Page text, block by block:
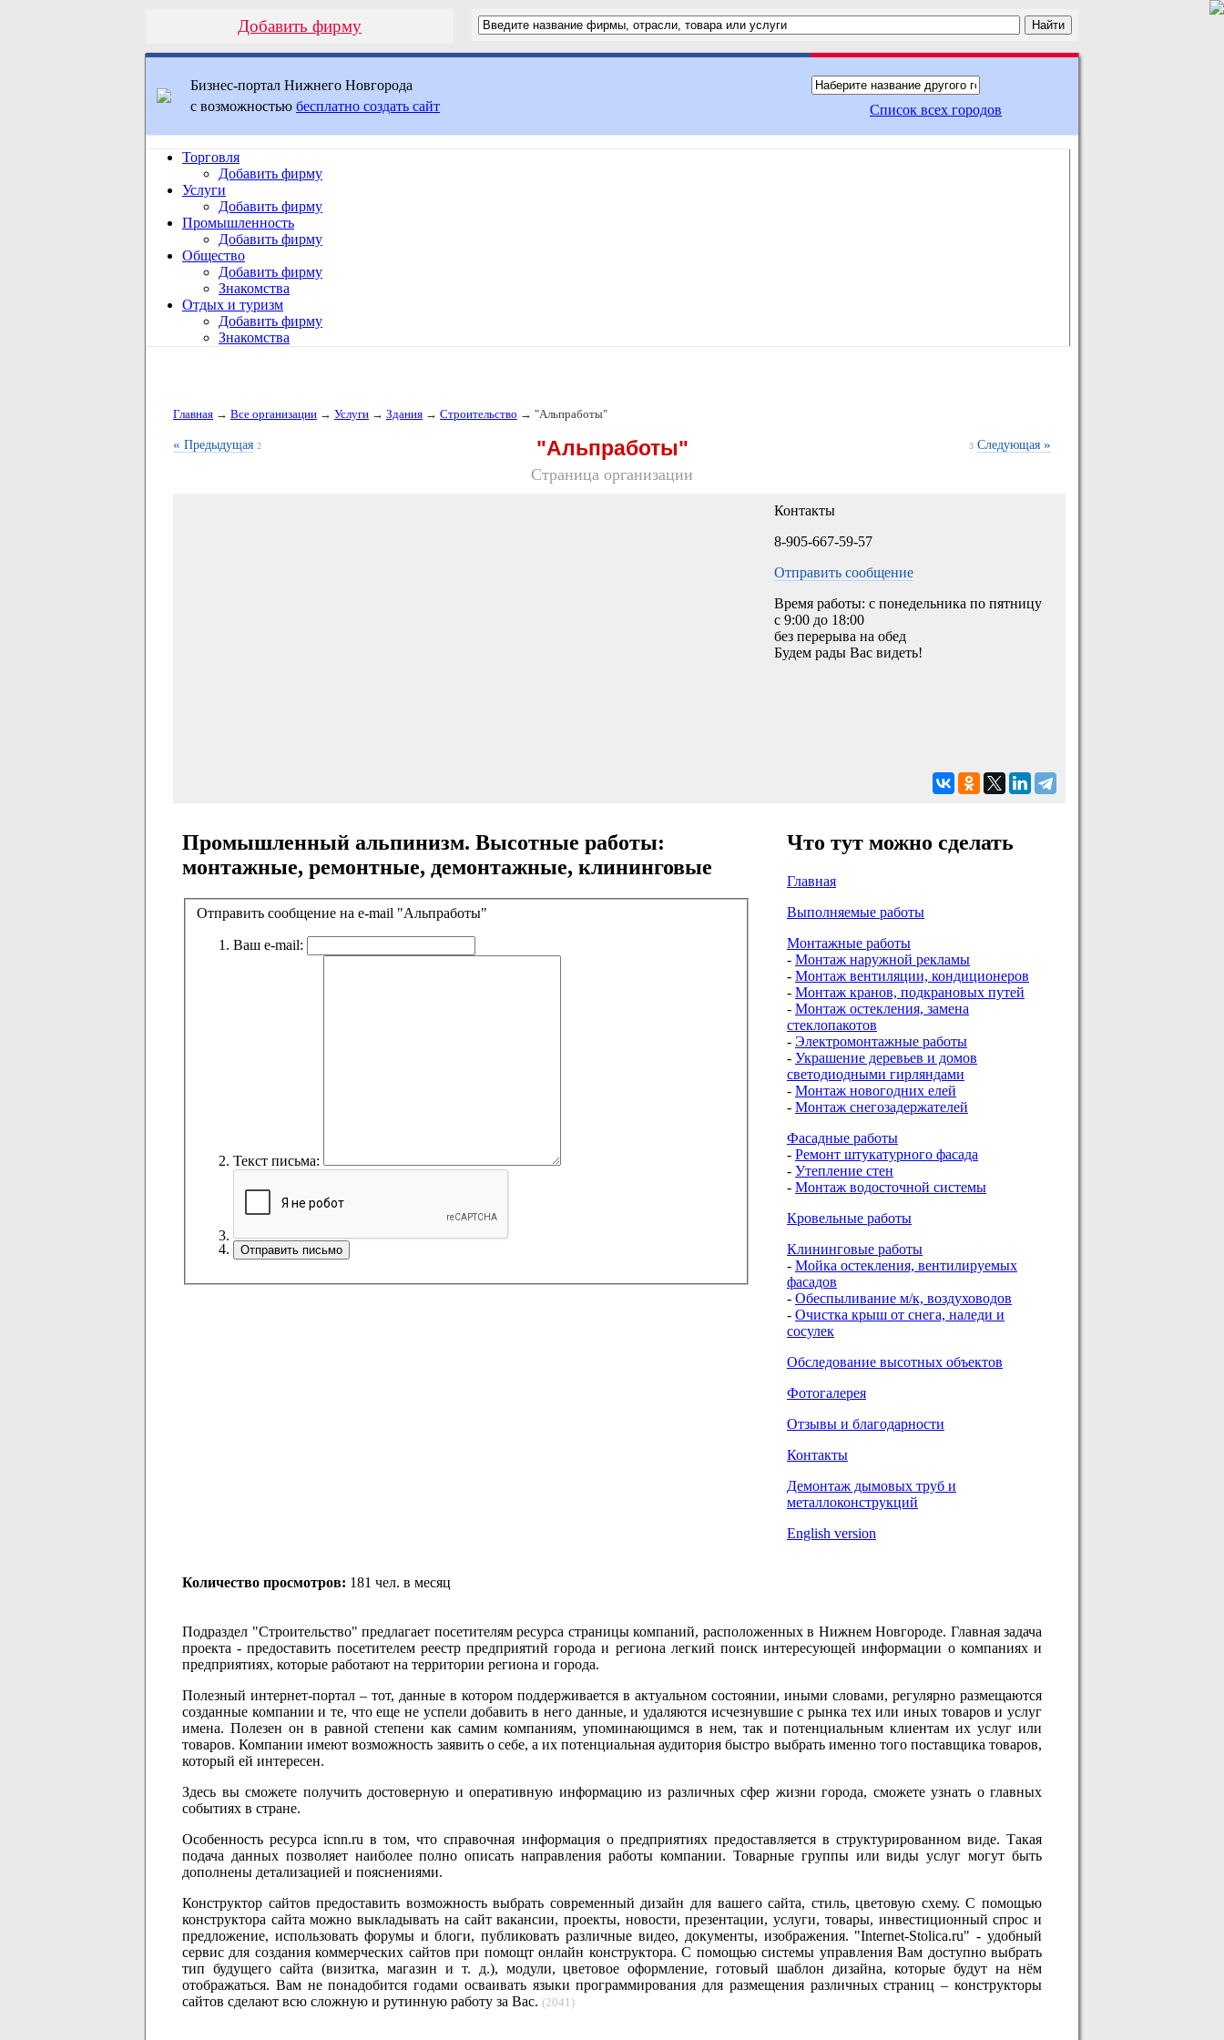
Добавить фирму
Бизнес-портал Нижнего Новгорода
с возможностью бесплатно создать сайт Список всех городов
Торговля
Добавить фирму
Услуги
Добавить фирму
Промышленность
Добавить фирму
Общество
Добавить фирму
Знакомства
Отдых и туризм
Добавить фирму
Знакомства
Главная → Все организации → Услуги → Здания → Строительство → "Альпработы"
« Предыдущая 2 3 Следующая »
"Альпработы"
Страница организации
Контакты
8-905-667-59-57
Отправить сообщение
Время работы: с понедельника по пятницу
с 9:00 до 18:00
без перерыва на обед
Будем рады Вас видеть!
Промышленный альпинизм. Высотные работы:
монтажные, ремонтные, демонтажные, клининговые
Отправить сообщение на e-mail "Альпработы"
Ваш e-mail:
Текст письма:
Что тут можно сделать
Главная
Выполняемые работы
Монтажные работы
- Монтаж наружной рекламы
- Монтаж вентиляции, кондиционеров
- Монтаж кранов, подкрановых путей
- Монтаж остекления, замена
стеклопакотов
- Электромонтажные работы
- Украшение деревьев и домов
светодиодными гирляндами
- Монтаж новогодних елей
- Монтаж снегозадержателей
Фасадные работы
- Ремонт штукатурного фасада
- Утепление стен
- Монтаж водосточной системы
Кровельные работы
Клининговые работы
- Мойка остекления, вентилируемых
фасадов
- Обеспыливание м/к, воздуховодов
- Очистка крыш от снега, наледи и
сосулек
Обследование высотных объектов
Фотогалерея
Отзывы и благодарности
Контакты
Демонтаж дымовых труб и
металлоконструкций
English version
Количество просмотров: 181 чел. в месяц
Подраздел "Строительство" предлагает посетителям ресурса страницы компаний, расположенных в Нижнем Новгороде. Главная задача
проекта - предоставить посетителем реестр предприятий города и региона легкий поиск интересующей информации о компаниях и
предприятиях, которые работают на территории региона и города.
Полезный интернет-портал – тот, данные в котором поддерживается в актуальном состоянии, иными словами, регулярно размещаются
созданные компании и те, что еще не успели добавить в него данные, и удаляются исчезнувшие с рынка тех или иных товаров и услуг
имена. Полезен он в равной степени как самим компаниям, упоминающимся в нем, так и потенциальным клиентам их услуг или
товаров. Компании имеют возможность заявить о себе, а их потенциальная аудитория быстро выбрать именно того поставщика товаров,
который ей интересен.
Здесь вы сможете получить достоверную и оперативную информацию из различных сфер жизни города, сможете узнать о главных
событиях в стране.
Особенность ресурса icnn.ru в том, что справочная информация о предприятиях предоставляется в структурированном виде. Такая
подача данных позволяет наиболее полно описать направления работы компании. Товарные группы или виды услуг могут быть
дополнены детализацией и пояснениями.
Конструктор сайтов предоставить возможность выбрать современный дизайн для вашего сайта, стиль, цветовую схему. С помощью
конструктора сайта можно выкладывать на сайт вакансии, проекты, новости, презентации, услуги, товары, инвестиционный спрос и
предложение, использовать форумы и блоги, публиковать различные видео, документы, изображения. "Internet-Stolica.ru" - удобный
сервис для создания коммерческих сайтов при помощт онлайн конструктора. С помощью системы управления Вам доступно выбрать
тип будущего сайта (визитка, магазин и т. д.), модули, цветовое оформление, готовый шаблон дизайна, которые будут на нём
отображаться. Вам не понадобится годами осваивать языки программирования для размещения различных страниц – конструкторы
сайтов сделают всю сложную и рутинную работу за Вас. (2041)